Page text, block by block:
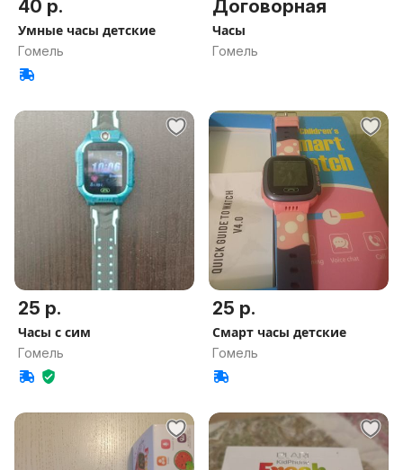
40 р.
Умные часы детские
Гомель
Договорная
Часы
Гомель
25 р.
Часы с сим
Гомель
25 р.
Смарт часы детские
Гомель